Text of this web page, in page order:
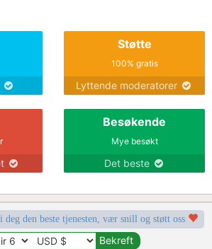
Støtte
100% gratis
Lyttende moderatorer
Besøkende
Mye besøkt
Det beste
den beste tjenesten, vær snill og støtt oss